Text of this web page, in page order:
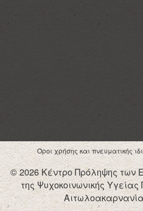
Όροι χρήσης και πνευματικής
© 2026 Κέντρο Πρόληψης των
της Ψυχοκοινωνικής